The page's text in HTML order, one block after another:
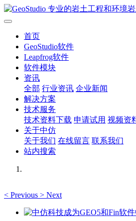
首页
GeoStudio软件
Leapfrog软件
软件模块
资讯
全部 行业资讯 企业新闻
解决方案
技术服务
技术资料下载 申请试用 视频资
关于中仿
关于我们 在线留言 联系我们
站内搜索
< Previous > Next